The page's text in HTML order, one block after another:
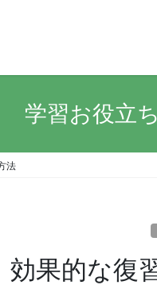
学習お役立
法
果的な復